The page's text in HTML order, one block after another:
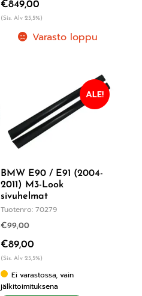
€849,00
(Sis. Alv 25,5%)
Varasto loppu
BMW E90 / E91 (2004-
2011) M3-Look
sivuhelmat
Tuotenro: 70279
ALE!
€99,00
€89,00
(Sis. Alv 25,5%)
Ei varastossa, vain
jälkitoimituksena